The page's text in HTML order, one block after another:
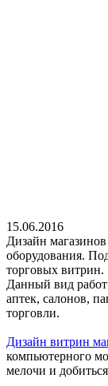
15.06.2016
Дизайн магазинов
оборудования.
торговых витрин.
Данный вид
аптек, салонов,
торговли.
Дизайн витрин
компьютерного
мелочи и